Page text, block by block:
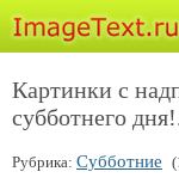
Картинки с
субботнего
Рубрика: Субботние